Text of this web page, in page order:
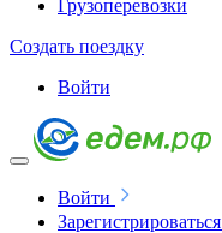
Грузоперевозки
Создать поездку
Войти
Войти
Зарегистрироваться